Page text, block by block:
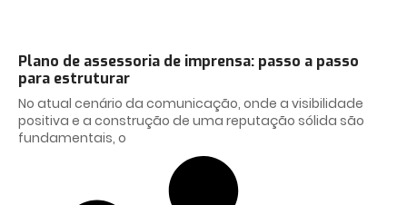
Plano de assessoria de imprensa: passo a passo
para estruturar
No atual cenário da comunicação, onde a visibilidade
positiva e a construção de uma reputação sólida são
fundamentais, o